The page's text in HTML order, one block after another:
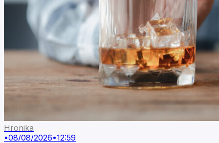
Hronika
•08/08/2026•12:59